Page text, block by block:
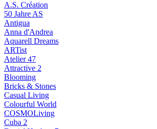
A.S. Création
50 Jahre AS
Antigua
Anna d'Andrea
Aquarell Dreams
ARTist
Atelier 47
Attractive 2
Blooming
Bricks & Stones
Casual Living
Colourful World
COSMOLiving
Cuba 2